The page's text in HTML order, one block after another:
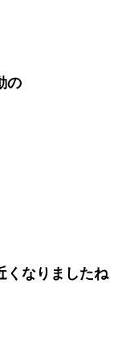
の
くなりましたね